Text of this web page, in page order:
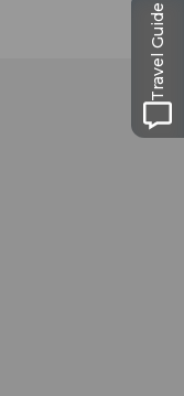
Travel Guide